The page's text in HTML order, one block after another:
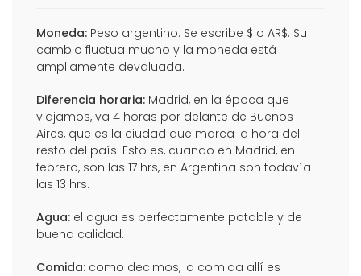
Moneda: Peso argentino. Se escribe $ o AR$. Su
cambio fluctua mucho y la moneda está
ampliamente devaluada.
Diferencia horaria: Madrid, en la época que
viajamos, va 4 horas por delante de Buenos
Aires, que es la ciudad que marca la hora del
resto del país. Esto es, cuando en Madrid, en
febrero, son las 17 hrs, en Argentina son todavía
las 13 hrs.
Agua: el agua es perfectamente potable y de
buena calidad.
Comida: como decimos, la comida allí es